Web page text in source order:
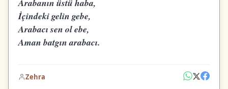
Arabanın üstü haba,
İçindeki gelin gebe,
Arabacı sen ol ebe,
Aman batgın arabacı.
Zehra